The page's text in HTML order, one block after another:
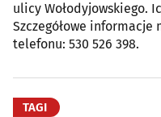
ulicy Wołodyjowskiego.
Szczegółowe informacje
telefonu: 530 526 398.
TAGI